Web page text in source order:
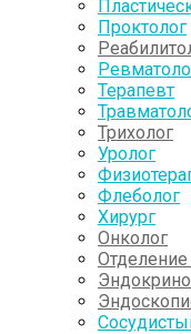
Проктолог
Терапевт
Трихолог
Уролог
Флеболог
Хирург
Онколог
Отделение